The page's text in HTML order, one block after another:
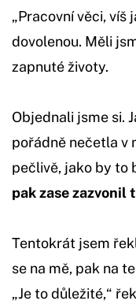
„Pracovní věci, víš
dovolenou. Měli
zapnuté životy.
Objednali jsme si.
pořádně nečetla v
pečlivě, jako by to
pak zase zazvonil
Tentokrát jsem
se na mě, pak na
„Je to důležité,“